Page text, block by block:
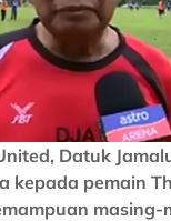
Datuk
kepada pemain
masing-